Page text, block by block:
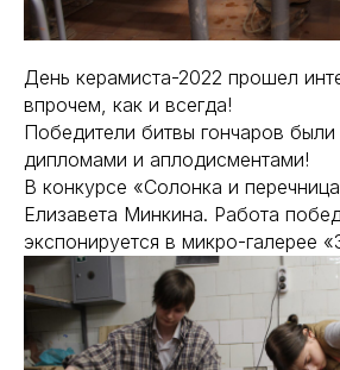
День керамиста-2022 прошел
впрочем, как и всегда!
Победители битвы гончаров
дипломами и аплодисментами!
В конкурсе «Солонка и
Елизавета Минкина. Работа
экспонируется в микро-галерее